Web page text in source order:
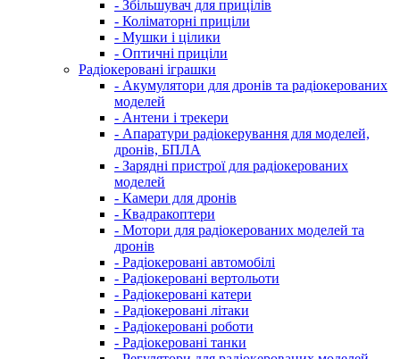
- Збільшувач для прицілів
- Коліматорні приціли
- Мушки і цілики
- Оптичні приціли
Радіокеровані іграшки
- Акумулятори для дронів та радіокерованих
моделей
- Антени і трекери
- Апаратури радіокерування для моделей,
дронів, БПЛА
- Зарядні пристрої для радіокерованих
моделей
- Камери для дронів
- Квадракоптери
- Мотори для радіокерованих моделей та
дронів
- Радіокеровані автомобілі
- Радіокеровані вертольоти
- Радіокеровані катери
- Радіокеровані літаки
- Радіокеровані роботи
- Радіокеровані танки